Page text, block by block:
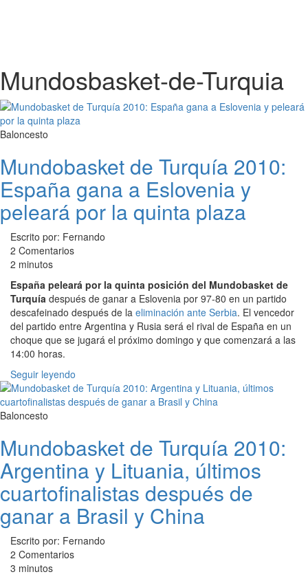
Mundosbasket-de-Turquia
Baloncesto
Mundobasket de Turquía 2010:
España gana a Eslovenia y
peleará por la quinta plaza
Escrito por: Fernando
2 Comentarios
2 minutos
España peleará por la quinta posición del Mundobasket de
Turquía después de ganar a Eslovenia por 97-80 en un partido
descafeinado después de la eliminación ante Serbia. El vencedor
del partido entre Argentina y Rusia será el rival de España en un
choque que se jugará el próximo domingo y que comenzará a las
14:00 horas.
Seguir leyendo
Baloncesto
Mundobasket de Turquía 2010:
Argentina y Lituania, últimos
cuartofinalistas después de
ganar a Brasil y China
Escrito por: Fernando
2 Comentarios
3 minutos